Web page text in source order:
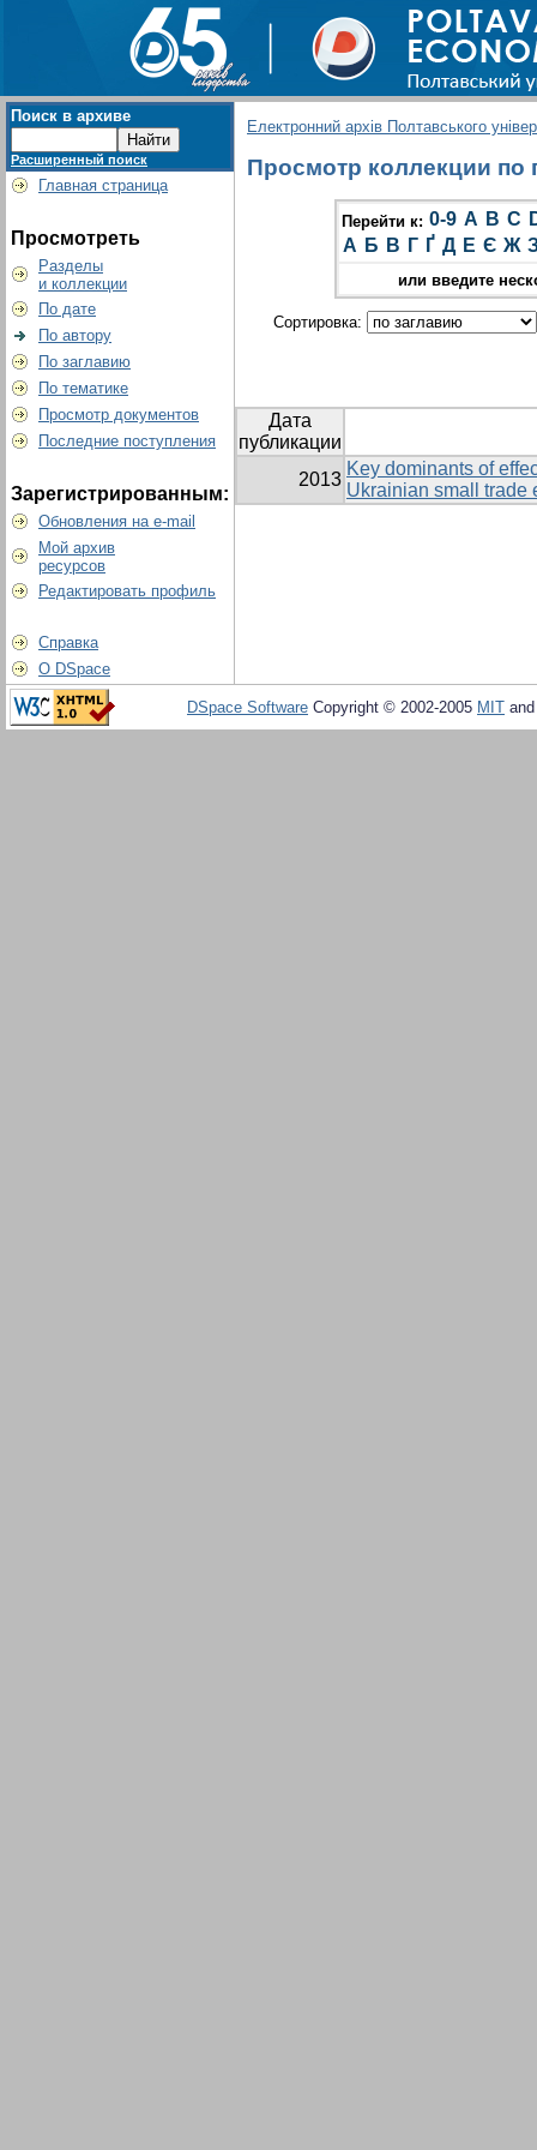
Поиск в архиве
Расширенный поиск
Главная страница
Просмотреть
Разделы
и коллекции
По дате
По автору
По заглавию
По тематике
Просмотр документов
Последние поступления
Зарегистрированным:
Обновления на e-mail
Мой архив
ресурсов
Редактировать профиль
Справка
О DSpace
Електронний архів Полтавського
Просмотр коллекции по
Перейти к: 0-9 A B C
А Б В Г Ґ Д Е Є Ж
или введите
Сортировка:
Дата
публикации
2013
Key dominants of
Ukrainian small trade
DSpace Software Copyright © 2002-2005 MIT